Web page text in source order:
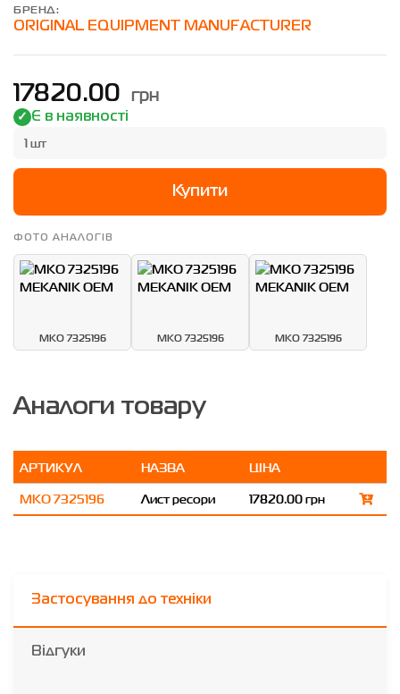
БРЕНД:
ORIGINAL EQUIPMENT MANUFACTURER
17820.00 грн
Є в наявності
1 шт
Купити
ФОТО АНАЛОГІВ
MKO 7325196 MKO 7325196 MKO 7325196
Аналоги товару
АРТИКУЛ НАЗВА
ЦІНА
MKO 7325196
Лист ресори 17820.00 грн
Застосування до техніки
Відгуки